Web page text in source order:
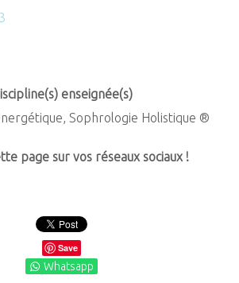
enseignée(s)
Sophrologie Holistique ®
page sur vos réseaux sociaux !
Save
Whatsapp